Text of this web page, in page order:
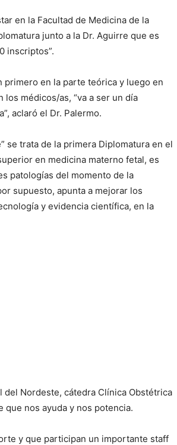
en la Facultad de Medicina de la
junto a la Dr. Aguirre que es
inscriptos”.
primero en la parte teórica y luego en
médicos/as, “va a ser un día
aclaró el Dr. Palermo.
se trata de la primera Diplomatura en el
en medicina materno fetal, es
patologías del momento de la
supuesto, apunta a mejorar los
y evidencia científica, en la
del Nordeste, cátedra Clínica Obstétrica
que nos ayuda y nos potencia.
y que participan un importante staff